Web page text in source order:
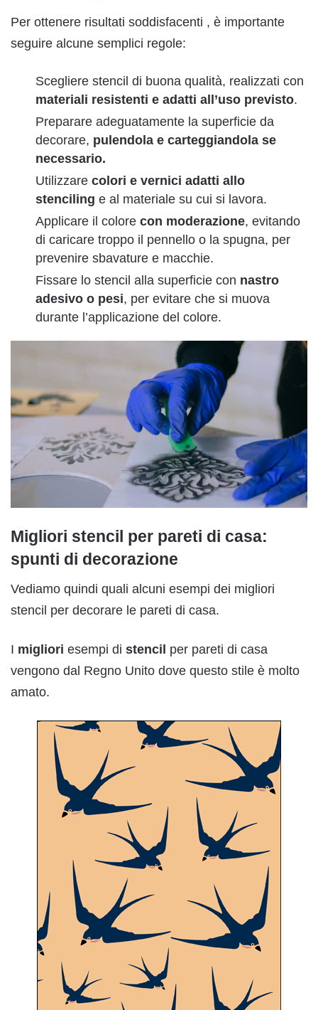
Per ottenere risultati soddisfacenti , è importante
seguire alcune semplici regole:
Scegliere stencil di buona qualità, realizzati con
materiali resistenti e adatti all’uso previsto.
Preparare adeguatamente la superficie da
decorare, pulendola e carteggiandola se
necessario.
Utilizzare colori e vernici adatti allo
stenciling e al materiale su cui si lavora.
Applicare il colore con moderazione, evitando
di caricare troppo il pennello o la spugna, per
prevenire sbavature e macchie.
Fissare lo stencil alla superficie con nastro
adesivo o pesi, per evitare che si muova
durante l’applicazione del colore.
Migliori stencil per pareti di casa:
spunti di decorazione
Vediamo quindi quali alcuni esempi dei migliori
stencil per decorare le pareti di casa.
I mig iori esempi di stencil per pareti di casa
vengono dal Regno Unito dove questo stile è molto
amato.